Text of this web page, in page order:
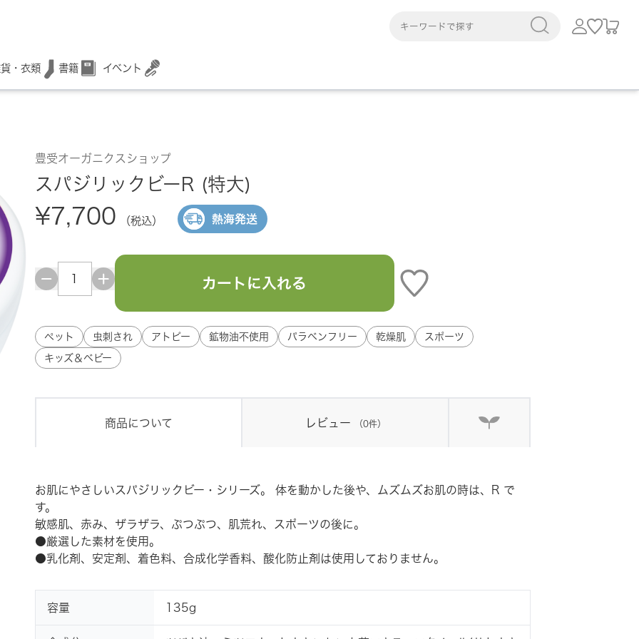
・衣類 書籍 イベント
豊受オーガニクスショップ
スパジリックビーR (特大)
¥7,700 （税込） 熱海発送
カートに入れる
ペット 虫刺され アトピー 鉱物油不使用 パラベンフリー 乾燥肌 スポーツ
キッズ＆ベビー
商品について レビュー （0件）
お肌にやさしいスパジリックビー・シリーズ。 体を動かした後や、ムズムズお肌の時は、R で
す。
敏感肌、赤み、ザラザラ、ぷつぷつ、肌荒れ、スポーツの後に。
●厳選した素材を使用。
●乳化剤、安定剤、着色料、合成化学香料、酸化防止剤は使用しておりません。
容量 135g